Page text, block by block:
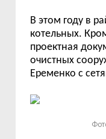
В этом году в
котельных.
проектная
очистных
Еременко с